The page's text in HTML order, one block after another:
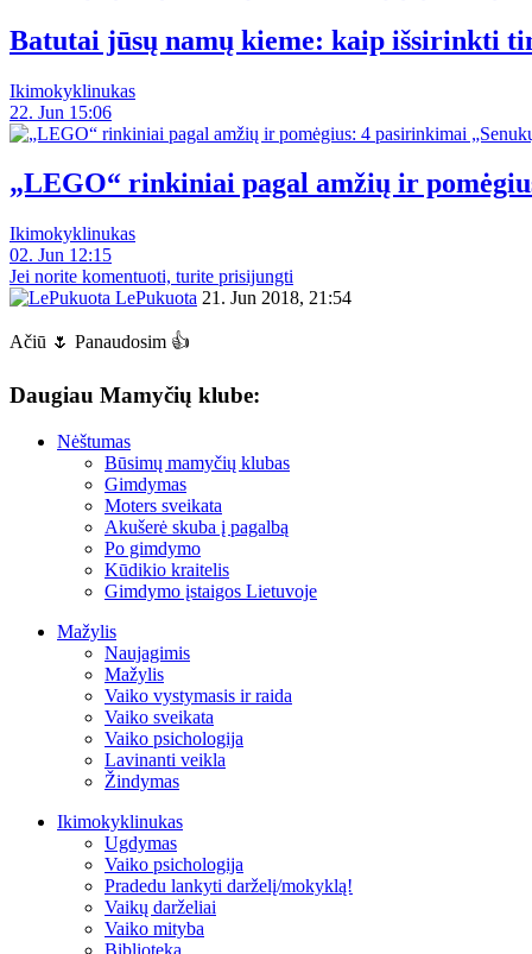
Batutai jūsų namų kieme: kaip išsirinkti
Ikimokyklinukas
22. Jun 15:06
„LEGO“ rinkiniai pagal amžių ir
Ikimokyklinukas
02. Jun 12:15
Jei norite komentuoti, turite prisijungti
LePukuota 21. Jun 2018, 21:54
Ačiū 🌷 Panaudosim 👍
Daugiau Mamyčių klube:
Nėštumas
Būsimų mamyčių klubas
Gimdymas
Moters sveikata
Akušerė skuba į pagalbą
Po gimdymo
Kūdikio kraitelis
Gimdymo įstaigos Lietuvoje
Mažylis
Naujagimis
Mažylis
Vaiko vystymasis ir raida
Vaiko sveikata
Vaiko psichologija
Lavinanti veikla
Žindymas
Ikimokyklinukas
Ugdymas
Vaiko psichologija
Pradedu lankyti darželį/mokyklą!
Vaikų darželiai
Vaiko mityba
Biblioteka